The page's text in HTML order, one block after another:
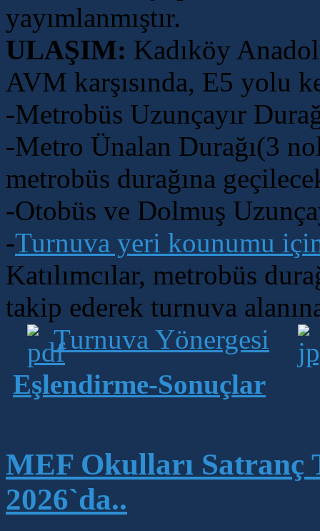
yayımlanmıştır.
ULAŞIM: Kadıköy
AVM karşısında, E5 yolu
-Metrobüs Uzunçayır
-Metro Ünalan Durağı(3
metrobüs durağına
-Otobüs ve Dolmuş
-Turnuva yeri kounumu için
Katılımcılar, metrobüs
takip ederek turnuva
Turnuva Yönergesi
Eşlendirme-Sonuçlar
MEF Okulları Satranç
2026`da..